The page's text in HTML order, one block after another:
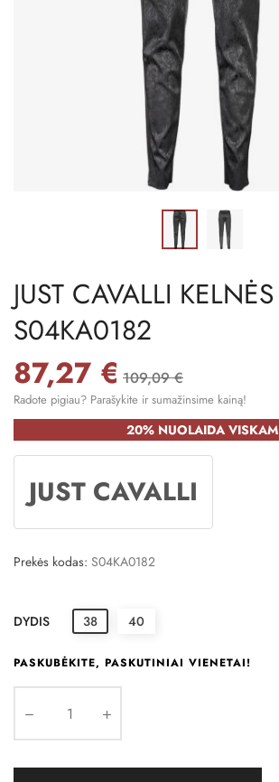
JUST CAVALLI KELNĖS
S04KA0182
87,27 € 109,09 €
Radote pigiau? Parašykite ir sumažinsime kainą!
20% NUOLAIDA VISKAM
JUST CAVALLI
Prekės kodas: S04KA0182
DYDIS 38 40
PASKUBĖKITE, PASKUTINIAI VIENETAI!